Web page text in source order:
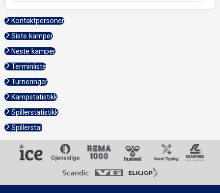
Kontaktpersoner
Siste kamper
Neste kamper
Terminliste
Turneringer
Kampstatistikk
Spillerstatistikk
Spillerstall